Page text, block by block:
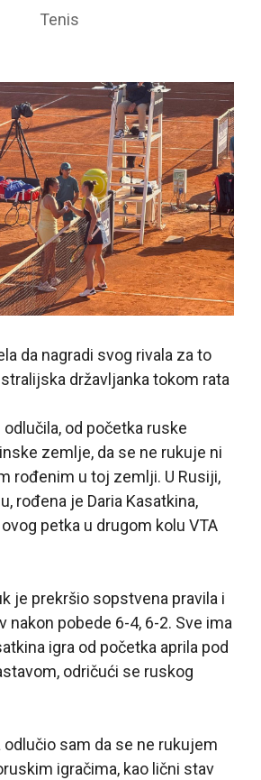
Tenis
da nagradi svog rivala za to
državljanka tokom rata
od početka ruske
zemlje, da se ne rukuje ni
rođenim u toj zemlji. U Rusiji,
rođena je Daria Kasatkina,
petka u drugom kolu VTA
je prekršio sopstvena pravila i
nakon pobede 6-4, 6-2. Sve ima
igra od početka aprila pod
odričući se ruskog
odlučio sam da se ne rukujem
igračima, kao lični stav